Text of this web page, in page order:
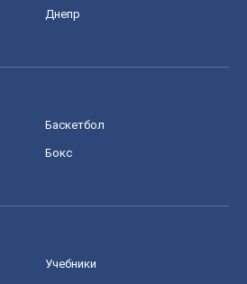
Днепр
Баскетбол
Бокс
Учебники